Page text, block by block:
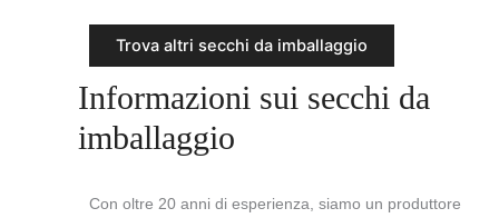
Trova altri secchi da imballaggio
Informazioni sui secchi da
imballaggio
Con oltre 20 anni di esperienza, siamo un produttore